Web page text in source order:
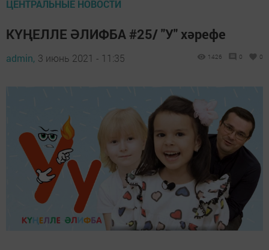
ЦЕНТРАЛЬНЫЕ НОВОСТИ
КҮҢЕЛЛЕ ӘЛИФБА #25/ "У" хәрефе
admin, 3 июнь 2021 - 11:35 1426 0 0